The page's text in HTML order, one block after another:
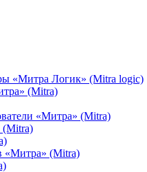
«Митра Логик» (Mitra logic)
(Mitra)
«Митра» (Mitra)
(Mitra)
«Митра» (Mitra)